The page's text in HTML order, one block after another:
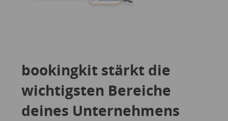
bookingkit stärkt die
wichtigsten Bereiche
deines Unternehmens